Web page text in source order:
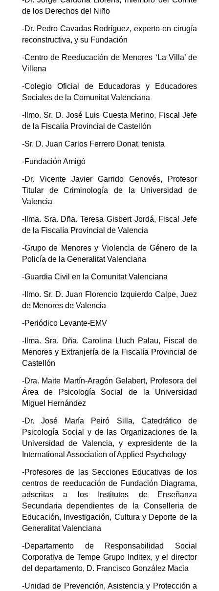
de los Derechos del Niño
-Dr. Pedro Cavadas Rodríguez, experto en cirugía
reconstructiva, y su Fundación
-Centro de Reeducación de Menores ‘La Villa’ de
Villena
-Colegio Oficial de Educadoras y Educadores
Sociales de la Comunitat Valenciana
-Ilmo. Sr. D. José Luis Cuesta Merino, Fiscal Jefe
de la Fiscalía Provincial de Castellón
-Sr. D. Juan Carlos Ferrero Donat, tenista
-Fundación Amigó
-Dr. Vicente Javier Garrido Genovés, Profesor
Titular de Criminología de la Universidad de
Valencia
-Ilma. Sra. Dña. Teresa Gisbert Jordá, Fiscal Jefe
de la Fiscalía Provincial de Valencia
-Grupo de Menores y Violencia de Género de la
Policía de la Generalitat Valenciana
-Guardia Civil en la Comunitat Valenciana
-Ilmo. Sr. D. Juan Florencio Izquierdo Calpe, Juez
de Menores de Valencia
-Periódico Levante-EMV
-Ilma. Sra. Dña. Carolina Lluch Palau, Fiscal de
Menores y Extranjería de la Fiscalía Provincial de
Castellón
-Dra. Maite Martín-Aragón Gelabert, Profesora del
Área de Psicología Social de la Universidad
Miguel Hernández
-Dr. José María Peiró Silla, Catedrático de
Psicología Social y de las Organizaciones de la
Universidad de Valencia, y expresidente de la
International Association of Applied Psychology
-Profesores de las Secciones Educativas de los
centros de reeducación de Fundación Diagrama,
adscritas a los Institutos de Enseñanza
Secundaria dependientes de la Conselleria de
Educación, Investigación, Cultura y Deporte de la
Generalitat Valenciana
-Departamento de Responsabilidad Social
Corporativa de Tempe Grupo Inditex, y el director
del departamento, D. Francisco González Macia
-Unidad de Prevención, Asistencia y Protección a